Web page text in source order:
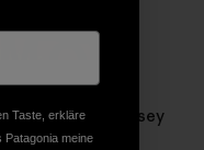
Daniel and Casey
the political
Taste, erkläre
Patagonia meine